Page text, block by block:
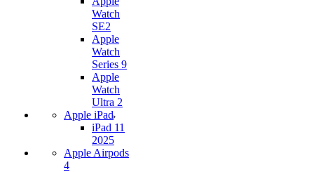
Watch
SE2
Apple
Watch
Series 9
Apple
Watch
Ultra 2
Apple iPad
iPad 11
2025
Apple Airpods
4